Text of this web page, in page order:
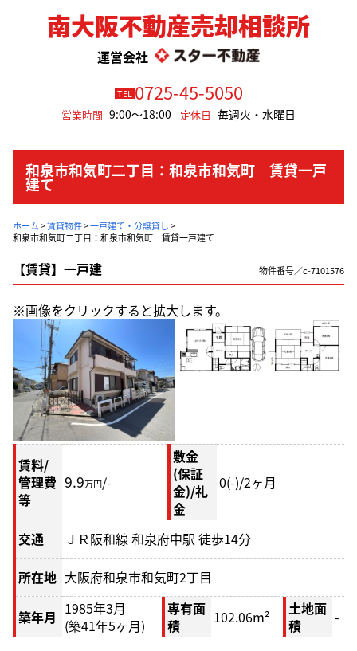
南大阪不動産売却相談所
運営会社
TEL0725-45-5050
営業時間 9:00～18:00 定休日 毎週火・水曜日
和泉市和気町二丁目：和泉市和気町 賃貸一戸
建て
ホーム>賃貸物件>一戸建て・分譲貸し>
和泉市和気町二丁目：和泉市和気町 賃貸一戸建て
【賃貸】一戸建 物件番号／c-7101576
※画像をクリックすると拡大します。
賃料/
管理費
等
9.9万円/-
敷金
(保証
金)/礼
金
0(-)/2ヶ月
交通
ＪＲ阪和線 和泉府中駅 徒歩14分
所在地 大阪府和泉市和気町2丁目
築年月 1985年3月
(築41年5ヶ月)
専有面
積
102.06m²
土地面
積
-